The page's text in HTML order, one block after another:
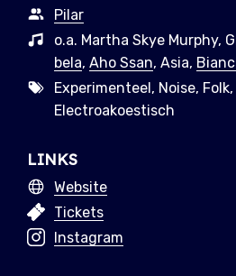
Pilar
o.a. Martha Skye Murphy,
bela, Aho Ssan, Asia,
Experimenteel, Noise,
Electroakoestisch
LINKS
Website
Tickets
Instagram